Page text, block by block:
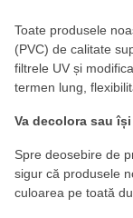
Toate produsele
(PVC) de calitate
filtrele UV și
termen lung,
Va decolora sau
Spre deosebire de
sigur că produsele
culoarea pe toată